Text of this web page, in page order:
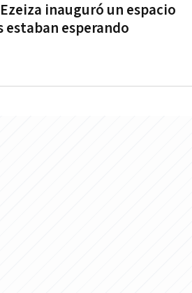
inauguró un espacio
estaban esperando